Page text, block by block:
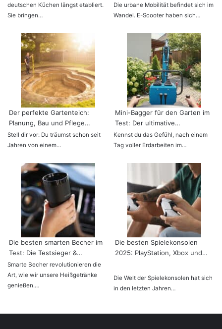
deutschen Küchen längst etabliert.
Sie bringen…
Die urbane Mobilität befindet sich im
Wandel. E-Scooter haben sich…
Der perfekte Gartenteich:
Planung, Bau und Pflege…
Stell dir vor: Du träumst schon seit
Jahren von einem…
Mini-Bagger für den Garten im
Test: Der ultimative…
Kennst du das Gefühl, nach einem
Tag voller Erdarbeiten im…
Die besten smarten Becher im
Test: Die Testsieger &…
Smarte Becher revolutionieren die
Art, wie wir unsere Heißgetränke
genießen.…
Die besten Spielekonsolen
2025: PlayStation, Xbox und…
Die Welt der Spielekonsolen hat sich
in den letzten Jahren…